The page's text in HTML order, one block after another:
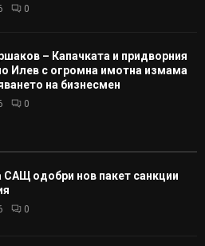
0
– Капачката и придворния
Илев с огромна имотна измама
на бизнесмен
0
САЩ одобри нов пакет санкции
0